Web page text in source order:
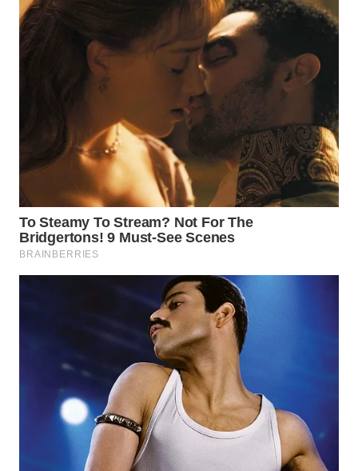
SELEB
WAHANA
WAHANA
DESA
WISATA
KONSUMEN
LISTRIK